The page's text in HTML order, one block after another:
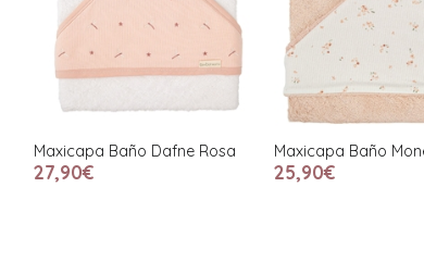
Maxicapa Baño Dafne Rosa
27,90€
Maxicapa Baño
25,90€